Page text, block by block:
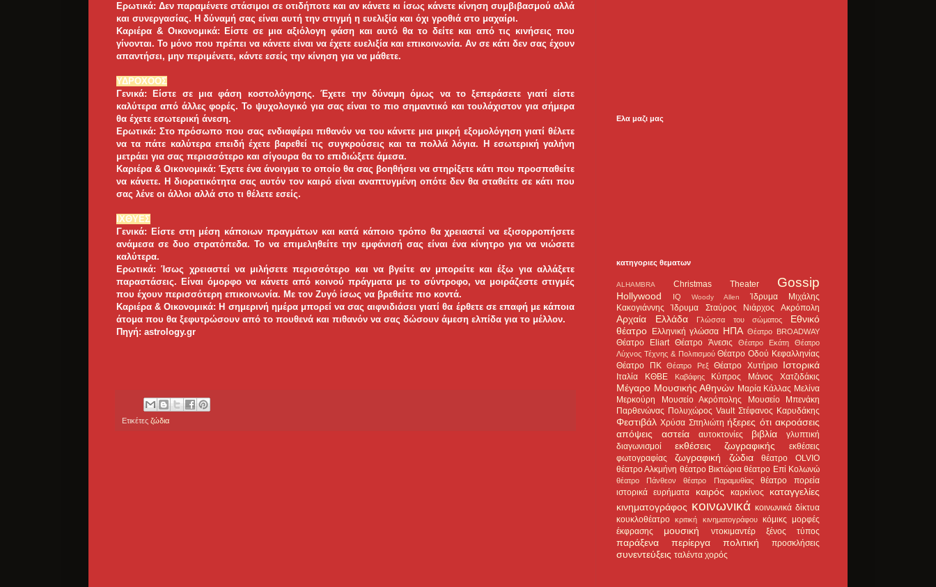
Ερωτικά: Δεν παραμένετε στάσιμοι σε οτιδήποτε και αν κάνετε κι ίσως κάνετε κίνηση συμβιβασμού αλλά
και συνεργασίας. Η δύναμή σας είναι αυτή την στιγμή η ευελιξία και όχι γροθιά στο μαχαίρι.
Καριέρα & Οικονομικά: Είστε σε μια αξιόλογη φάση και αυτό θα το δείτε και από τις κινήσεις που
γίνονται. Το μόνο που πρέπει να κάνετε είναι να έχετε ευελιξία και επικοινωνία. Αν σε κάτι δεν σας έχουν
απαντήσει, μην περιμένετε, κάντε εσείς την κίνηση για να μάθετε.
ΥΔΡΟΧΟΟΣ
Γενικά: Είστε σε μια φάση κοστολόγησης. Έχετε την δύναμη όμως να το ξεπεράσετε γιατί είστε
καλύτερα από άλλες φορές. Το ψυχολογικό για σας είναι το πιο σημαντικό και τουλάχιστον για σήμερα
θα έχετε εσωτερική άνεση.
Ερωτικά: Στο πρόσωπο που σας ενδιαφέρει πιθανόν να του κάνετε μια μικρή εξομολόγηση γιατί θέλετε
να τα πάτε καλύτερα επειδή έχετε βαρεθεί τις συγκρούσεις και τα πολλά λόγια. Η εσωτερική γαλήνη
μετράει για σας περισσότερο και σίγουρα θα το επιδιώξετε άμεσα.
Καριέρα & Οικονομικά: Έχετε ένα άνοιγμα το οποίο θα σας βοηθήσει να στηρίξετε κάτι που προσπαθείτε
να κάνετε. Η διορατικότητα σας αυτόν τον καιρό είναι αναπτυγμένη οπότε δεν θα σταθείτε σε κάτι που
σας λένε οι άλλοι αλλά στο τι θέλετε εσείς.
ΙΧΘYΕΣ
Γενικά: Είστε στη μέση κάποιων πραγμάτων και κατά κάποιο τρόπο θα χρειαστεί να εξισορροπήσετε
ανάμεσα σε δυο στρατόπεδα. Το να επιμεληθείτε την εμφάνισή σας είναι ένα κίνητρο για να νιώσετε
καλύτερα.
Ερωτικά: Ίσως χρειαστεί να μιλήσετε περισσότερο και να βγείτε αν μπορείτε και έξω για αλλάξετε
παραστάσεις. Είναι όμορφο να κάνετε από κοινού πράγματα με το σύντροφο, να μοιράζεστε στιγμές
που έχουν περισσότερη επικοινωνία. Με τον Ζυγό ίσως να βρεθείτε πιο κοντά.
Καριέρα & Οικονομικά: Η σημερινή ημέρα μπορεί να σας αιφνιδιάσει γιατί θα έρθετε σε επαφή με κάποια
άτομα που θα ξεφυτρώσουν από το πουθενά και πιθανόν να σας δώσουν άμεση ελπίδα για το μέλλον.
Πηγή: astrology.gr
Ετικέτες ζώδια
Ελα μαζι μας
κατηγοριες θεματων
ALHAMBRA Christmas Theater Gossip
Hollywood IQ Woody Allen
Ίδρυμα Μιχάλης
Κακογιάννης
Ίδρυμα Σταύρος Νιάρχος Ακρόπολη
Αρχαία Ελλάδα Γλώσσα του σώματος
Εθνικό
θέατρο Ελληνική γλώσσα ΗΠΑ Θέατρο BROADWAY
Θέατρο Eliart Θέατρο Άνεσις Θέατρο Εκάτη
Θέατρο
Λύχνος Τέχνης & Πολιτισμού Θέατρο Οδού Κεφαλληνίας
Θέατρο ΠΚ
Θέατρο Ρεξ Θέατρο Χυτήριο Ιστορικά
Ιταλία ΚΘΒΕ Καβάφης Κύπρος Μάνος Χατζιδάκις
Μέγαρο Μουσικής Αθηνών Μαρία Κάλλας Μελίνα
Μερκούρη
Μουσείο Ακρόπολης
Μουσείο Μπενάκη
Παρθενώνας Πολυχώρος Vault Στέφανος Καρυδάκης
Φεστιβάλ Χρύσα Σπηλιώτη ήξερες ότι ακροάσεις
απόψεις
αστεία αυτοκτονίες βιβλία
γλυπτική
διαγωνισμοί
εκθέσεις ζωγραφικής
εκθέσεις
φωτογραφίας
ζωγραφική ζώδια
θέατρο OLVIO
θέατρο Αλκμήνη θέατρο Βικτώρια θέατρο Επί Κολωνώ
θέατρο Πάνθεον θέατρο Παραμυθίας
θέατρο πορεία
ιστορικά ευρήματα
καιρός καρκίνος
καταγγελίες
κινηματογράφος κοινωνικά κοινωνικά δίκτυα
κουκλοθέατρο
κριτική κινηματογράφου κόμικς μορφές
έκφρασης
μουσική ντοκιμαντέρ ξένος τύπος
παράξενα περίεργα πολιτική προσκλήσεις
συνεντεύξεις ταλέντα χορός